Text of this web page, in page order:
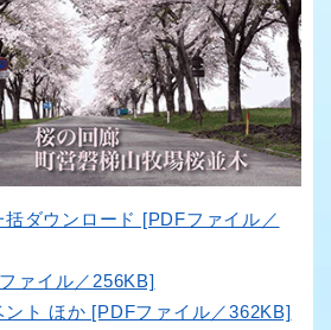
括ダウンロード [PDFファイル／
ァイル／256KB]
ント ほか [PDFファイル／362KB]